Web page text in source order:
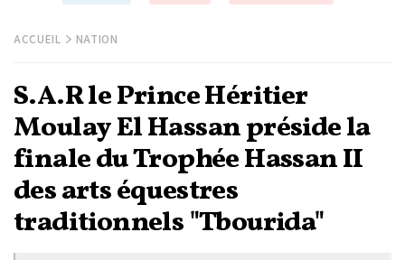
ACCUEIL NATION
S.A.R le Prince Héritier
Moulay El Hassan préside la
finale du Trophée Hassan II
des arts équestres
traditionnels "Tbourida"